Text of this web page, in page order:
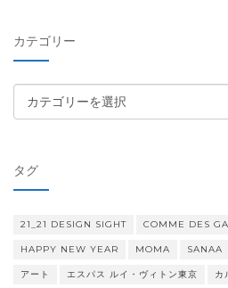
ブ
カテゴリー
テ
ー
タグ
21_21 DESIGN SIGHT COMME DES
HAPPY NEW YEAR MOMA SANAA
アート エスパス ルイ・ヴィトン東京 カ